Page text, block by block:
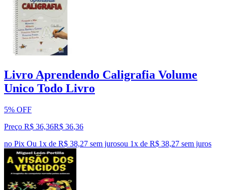
Livro Aprendendo Caligrafia Volume
Unico Todo Livro
5% OFF
Preço R$ 36,36R$ 36,36
no Pix Ou 1x de R$ 38,27 sem jurosou 1x de R$ 38,27 sem juros